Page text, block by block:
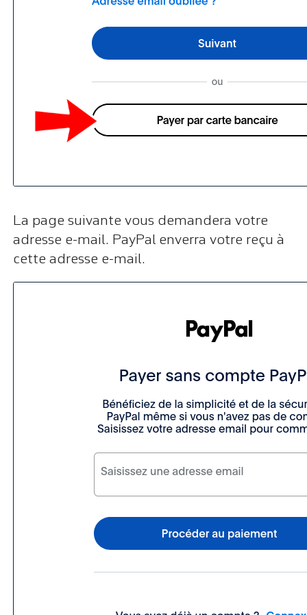
La page suivante vous demandera votre
adresse e-mail. PayPal enverra votre reçu à
cette adresse e-mail.